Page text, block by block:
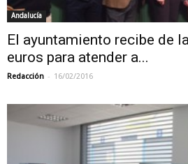
Andalucía
El ayuntamiento recibe de
euros para atender a...
Redacción - 16/02/2016